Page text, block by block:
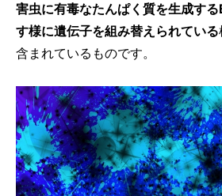
害虫に有毒なたんぱく質を生成す
す様に遺伝子を組み替えられている
含まれているものです。